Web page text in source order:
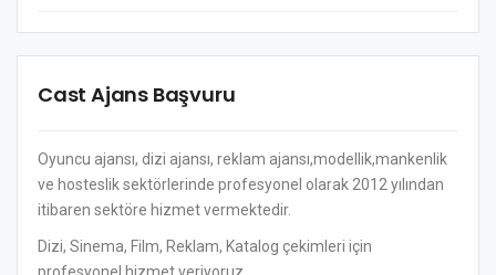
Cast Ajans Başvuru
Oyuncu ajansı, dizi ajansı, reklam ajansı,modellik,mankenlik
ve hosteslik sektörlerinde profesyonel olarak 2012 yılından
itibaren sektöre hizmet vermektedir.
Dizi, Sinema, Film, Reklam, Katalog çekimleri için